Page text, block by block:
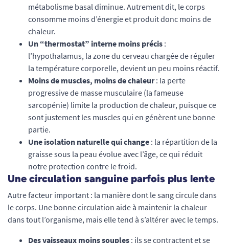
métabolisme basal diminue. Autrement dit, le corps
consomme moins d’énergie et produit donc moins de
chaleur.
Un “thermostat” interne moins précis :
l’hypothalamus, la zone du cerveau chargée de réguler
la température corporelle, devient un peu moins réactif.
Moins de muscles, moins de chaleur: la perte
progressive de masse musculaire (la fameuse
sarcopénie) limite la production de chaleur, puisque ce
sont justement les muscles qui en génèrent une bonne
partie.
Une isolation naturelle qui change : la répartition de la
graisse sous la peau évolue avec l’âge, ce qui réduit
notre protection contre le froid.
Une circulation sanguine parfois plus lente
Autre facteur important : la manière dont le sang circule dans
le corps. Une bonne circulation aide à maintenir la chaleur
dans tout l’organisme, mais elle tend à s’altérer avec le temps.
Des vaisseaux moins souples : ils se contractent et se